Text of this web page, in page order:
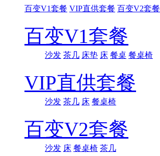
百变V1套餐 VIP直供套餐 百变V2套餐
百变V1套餐
沙发 茶几 床垫 床 餐桌 餐桌椅
VIP直供套餐
沙发 茶几 床 餐桌椅
百变V2套餐
沙发 床 餐桌椅 茶几